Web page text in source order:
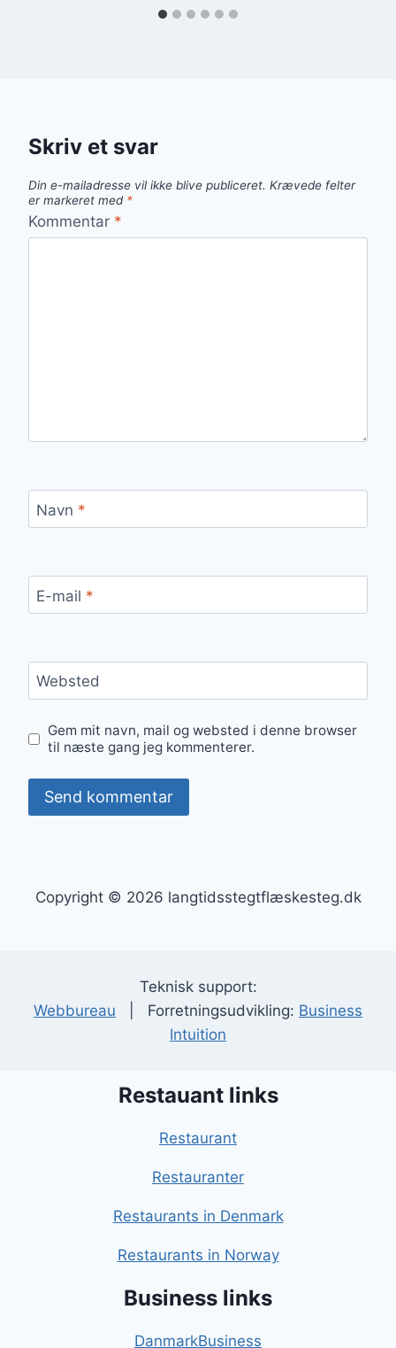
Skriv et svar
Din e-mailadresse vil ikke blive publiceret. Krævede felter
er markeret med *
Kommentar *
Navn *
E-mail *
Websted
Gem mit navn, mail og websted i denne browser
til næste gang jeg kommenterer.
Copyright © 2026 langtidsstegtflæskesteg.dk
Teknisk support:
Webbureau | Forretningsudvikling: Business
Intuition
Restauant links
Restaurant
Restauranter
Restaurants in Denmark
Restaurants in Norway
Business links
DanmarkBusiness